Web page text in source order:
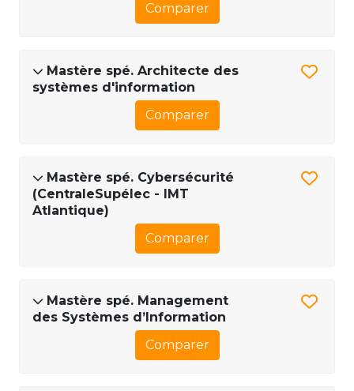
Comparer
Mastère spé. Architecte des
systèmes d'information
Comparer
Mastère spé. Cybersécurité
(CentraleSupélec - IMT
Atlantique)
Comparer
Mastère spé. Management
des Systèmes d’Information
Comparer